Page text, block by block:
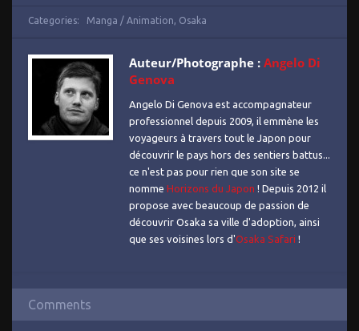
Categories: Manga / Animation, Osaka
Auteur/Photographe : Angelo Di
Genova
Angelo Di Genova est accompagnateur
professionnel depuis 2009, il emmène les
voyageurs à travers tout le Japon pour
découvrir le pays hors des sentiers battus...
ce n'est pas pour rien que son site se
nomme Horizons du Japon ! Depuis 2012 il
propose avec beaucoup de passion de
découvrir Osaka sa ville d'adoption, ainsi
que ses voisines lors d'Osaka Safari !
Comments